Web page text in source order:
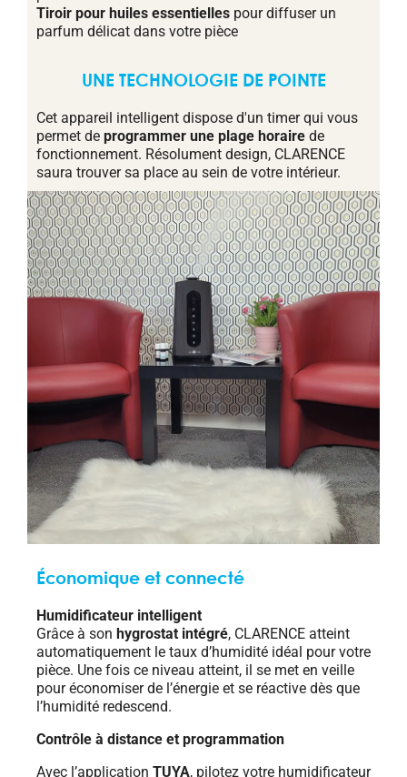
Tiroir pour huiles essentielles pour diffuser un
parfum délicat dans votre pièce
UNE TECHNOLOGIE DE POINTE
Cet appareil intelligent dispose d'un timer qui vous
permet de programmer une plage horaire de
fonctionnement. Résolument design, CLARENCE
saura trouver sa place au sein de votre intérieur.
Économique et connecté
Humidificateur intelligent
Grâce à son hygrostat intégré, CLARENCE atteint
automatiquement le taux d’humidité idéal pour votre
pièce. Une fois ce niveau atteint, il se met en veille
pour économiser de l’énergie et se réactive dès que
l’humidité redescend.
Contrôle à distance et programmation
Avec l’application TUYA, pilotez votre humidificateur